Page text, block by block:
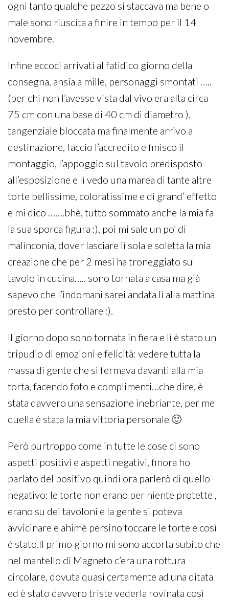
ogni tanto qualche pezzo si staccava ma bene o
male sono riuscita a finire in tempo per il 14
novembre.
Infine eccoci arrivati al fatidico giorno della
consegna, ansia a mille, personaggi smontati …..
(per chi non l’avesse vista dal vivo era alta circa
75 cm con una base di 40 cm di diametro ),
tangenziale bloccata ma finalmente arrivo a
destinazione, faccio l’accredito e finisco il
montaggio, l’appoggio sul tavolo predisposto
all’esposizione e lì vedo una marea di tante altre
torte bellissime, coloratissime e di grand’ effetto
e mi dico …….bhè, tutto sommato anche la mia fa
la sua sporca figura :), poi mi sale un po’ di
malinconia, dover lasciare lì sola e soletta la mia
creazione che per 2 mesi ha troneggiato sul
tavolo in cucina….. sono tornata a casa ma già
sapevo che l’indomani sarei andata lì alla mattina
presto per controllare :).
Il giorno dopo sono tornata in fiera e lì è stato un
tripudio di emozioni e felicità: vedere tutta la
massa di gente che si fermava davanti alla mia
torta, facendo foto e complimenti…che dire, è
stata davvero una sensazione inebriante, per me
quella è stata la mia vittoria personale 🙂
Però purtroppo come in tutte le cose ci sono
aspetti positivi e aspetti negativi, finora ho
parlato del positivo quindi ora parlerò di quello
negativo: le torte non erano per niente protette ,
erano su dei tavoloni e la gente si poteva
avvicinare e ahimè persino toccare le torte e così
è stato.Il primo giorno mi sono accorta subito che
nel mantello di Magneto c’era una rottura
circolare, dovuta quasi certamente ad una ditata
ed è stato davvero triste vederla rovinata così